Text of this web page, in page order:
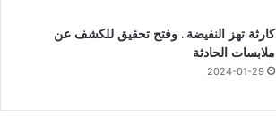
كارثة تهز النفيضة.. وفتح تحقيق للكشف عن
ملابسات الحادثة
2024-01-29